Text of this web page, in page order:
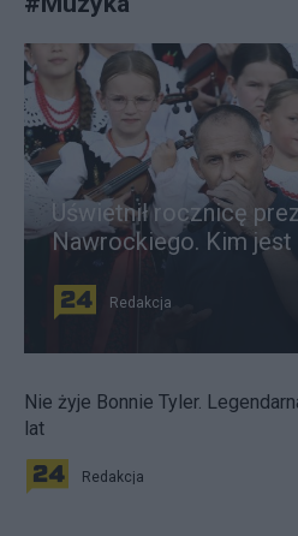
Uświetnił rocznicę
Nawrockiego. Kim jest
Redakcja
Nie żyje Bonnie Tyler.
lat
Redakcja